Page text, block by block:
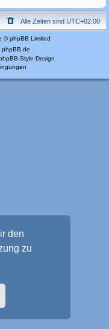
den
zu
Alle Zeiten sind UTC+02:00
© phpBB Limited
phpBB.de
Style-Design